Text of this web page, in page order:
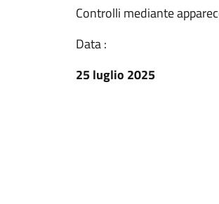
Controlli mediante
Data :
25 luglio 2025